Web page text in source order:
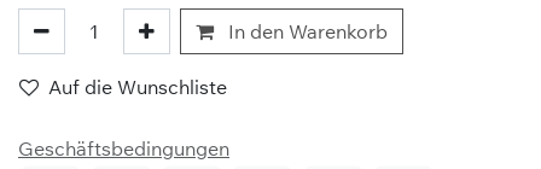
In den Warenkorb
Auf die Wunschliste
Geschäftsbedingungen